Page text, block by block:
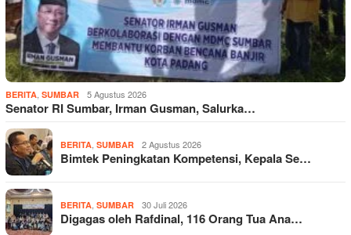
BERITA, SUMBAR 5 Agustus 2026
Senator RI Sumbar, Irman Gusman, Salurka…
BERITA, SUMBAR 2 Agustus 2026
Bimtek Peningkatan Kompetensi, Kepala Se…
BERITA, SUMBAR 30 Juli 2026
Digagas oleh Rafdinal, 116 Orang Tua Ana…